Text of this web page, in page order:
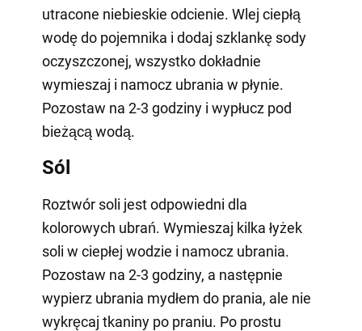
utracone niebieskie odcienie. Wlej ciepłą
wodę do pojemnika i dodaj szklankę sody
oczyszczonej, wszystko dokładnie
wymieszaj i namocz ubrania w płynie.
Pozostaw na 2-3 godziny i wypłucz pod
bieżącą wodą.
Sól
Roztwór soli jest odpowiedni dla
kolorowych ubrań. Wymieszaj kilka łyżek
soli w ciepłej wodzie i namocz ubrania.
Pozostaw na 2-3 godziny, a następnie
wypierz ubrania mydłem do prania, ale nie
wykręcaj tkaniny po praniu. Po prostu